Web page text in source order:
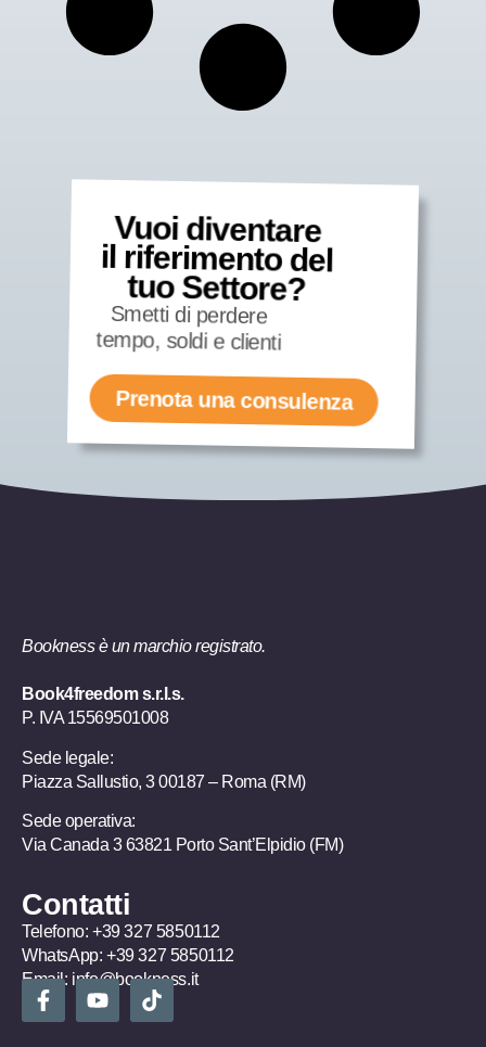
Vuoi diventare
il riferimento del
tuo Settore?
Smetti di perdere
tempo, soldi e clienti
Prenota una consulenza
Bookness è un marchio registrato.
Book4freedom s.r.l.s.
P. IVA ​15569501008
Sede legale:
Piazza Sallustio, 3 00187 – Roma (RM)
Sede operativa:
Via Canada 3 63821 Porto Sant’Elpidio (FM)
Contatti
Telefono: +39 327 5850112
WhatsApp: +39 327 5850112
Email: info@bookness.it